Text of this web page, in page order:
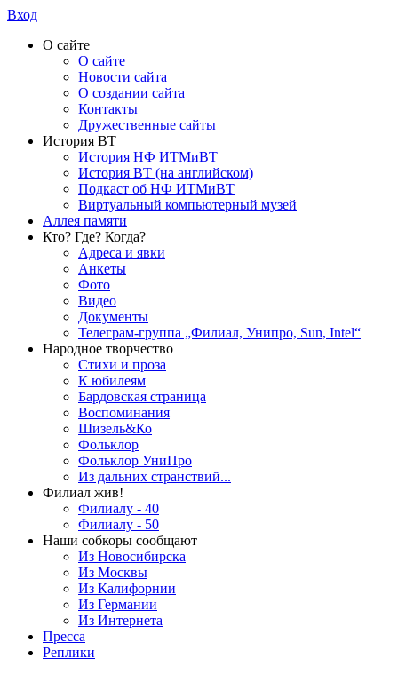
Вход
О сайте
О сайте
Новости сайта
О создании сайта
Контакты
Дружественные сайты
История ВТ
История НФ ИТМиВТ
История ВТ (на английском)
Подкаст об НФ ИТМиВТ
Виртуальный компьютерный музей
Аллея памяти
Кто? Где? Когда?
Адреса и явки
Анкеты
Фото
Видео
Документы
Телеграм-группа „Филиал, Унипро, Sun, Intel“
Народное творчество
Стихи и проза
К юбилеям
Бардовская страница
Воспоминания
Шизель&Ко
Фольклор
Фольклор УниПро
Из дальних странствий...
Филиал жив!
Филиалу - 40
Филиалу - 50
Наши собкоры сообщают
Из Новосибирска
Из Москвы
Из Калифорнии
Из Германии
Из Интернета
Пресса
Реплики